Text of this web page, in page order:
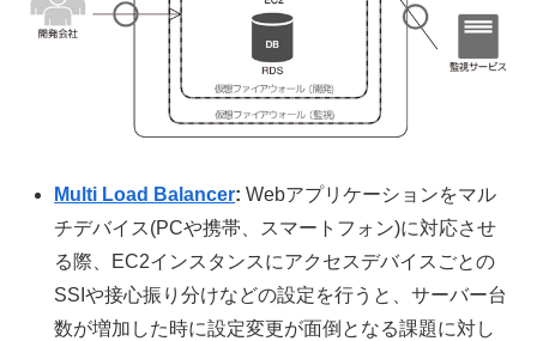
Multi Load Balancer: Webアプリケーションをマル
チデバイス(PCや携帯、スマートフォン)に対応させ
る際、EC2インスタンスにアクセスデバイスごとの
SSIや接心振り分けなどの設定を行うと、サーバー台
数が増加した時に設定変更が面倒となる課題に対し